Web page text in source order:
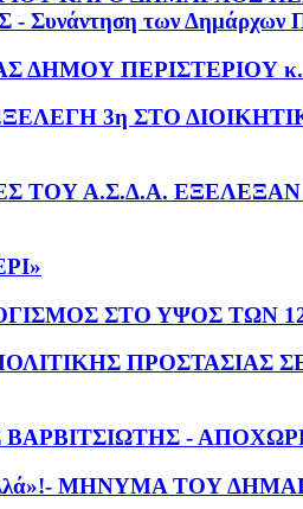
των Δημάρχων
ΔΗΜΟΥ ΠΕΡΙΣΤΕΡΙΟΥ
3η ΣΤΟ
ΤΟΥ Α.Σ.Δ.Α.
ΣΤΟ ΥΨΟΣ ΤΩΝ
ΠΟΛΙΤΙΚΗΣ
-
Πολλά»!- ΜΗΝΥΜΑ